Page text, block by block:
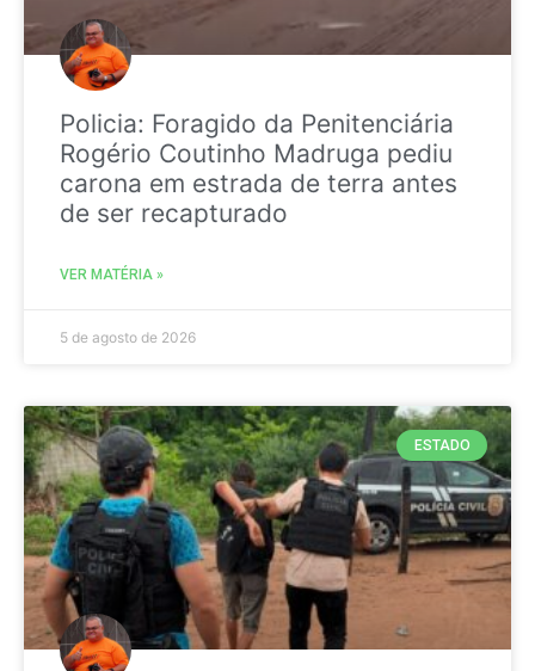
Policia: Foragido da Penitenciária
Rogério Coutinho Madruga pediu
carona em estrada de terra antes
de ser recapturado
VER MATÉRIA »
5 de agosto de 2026
ESTADO